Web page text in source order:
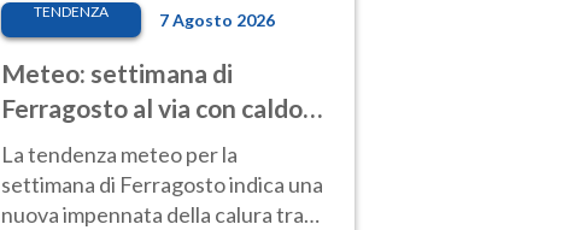
TENDENZA 7 Agosto 2026
Meteo: settimana di
Ferragosto al via con caldo
intenso e qualche temporale
La tendenza meteo per la
settimana di Ferragosto indica una
nuova impennata della calura tra